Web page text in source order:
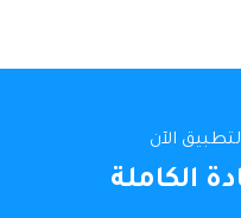
الآن
الكاملة